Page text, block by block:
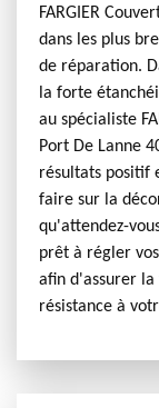
FARGIER
dans les plus
de réparation.
la forte
au spécialiste
Port De Lanne
résultats positif
faire sur la
qu'attendez-
prêt à régler
afin d'assurer
résistance à